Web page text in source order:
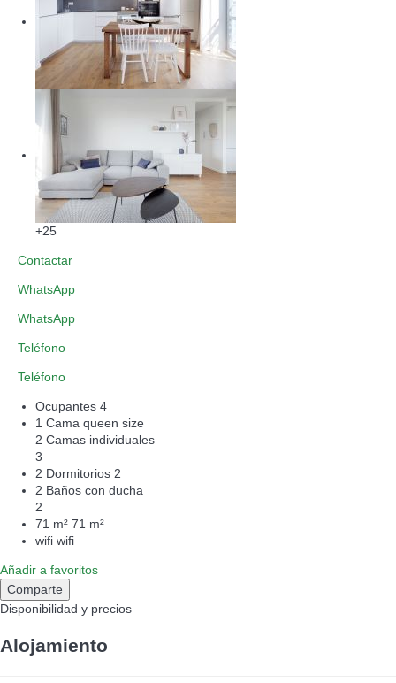
+25
Contactar
WhatsApp
WhatsApp
Teléfono
Teléfono
Ocupantes 4
1 Cama queen size
2 Camas individuales
3
2 Dormitorios 2
2 Baños con ducha
2
71 m² 71 m²
wifi wifi
Añadir a favoritos
Comparte
Disponibilidad y precios
Alojamiento